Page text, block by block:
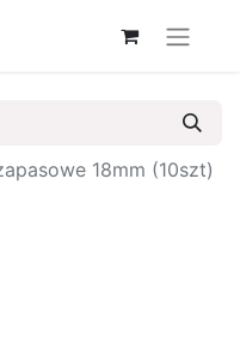
18mm (10szt)